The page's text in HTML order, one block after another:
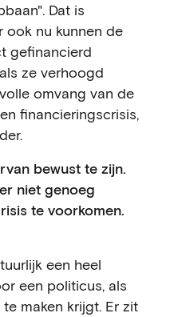
Dat is
ook nu kunnen de
gefinancierd
ze verhoogd
omvang van de
financieringscrisis,
bewust te zijn.
niet genoeg
te voorkomen.
een heel
een politicus, als
maken krijgt. Er zit